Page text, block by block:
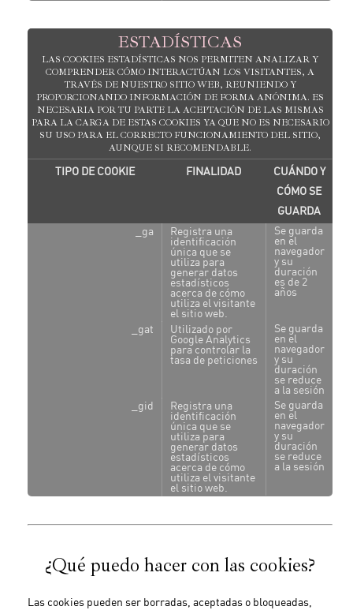
ESTADÍSTICAS
LAS COOKIES ESTADÍSTICAS NOS PERMITEN ANALIZAR Y
COMPRENDER CÓMO INTERACTÚAN LOS VISITANTES, A
TRAVÉS DE NUESTRO SITIO WEB, REUNIENDO Y
PROPORCIONANDO INFORMACIÓN DE FORMA ANÓNIMA. ES
NECESARIA POR TU PARTE LA ACEPTACIÓN DE LAS MISMAS
PARA LA CARGA DE ESTAS COOKIES YA QUE NO ES NECESARIO
SU USO PARA EL CORRECTO FUNCIONAMIENTO DEL SITIO,
AUNQUE SI RECOMENDABLE.
TIPO DE COOKIE FINALIDAD
CUÁNDO Y
CÓMO SE
GUARDA
_ga
Registra una
identificación
única que se
utiliza para
generar datos
estadísticos
acerca de cómo
utiliza el visitante
el sitio web.
Se guarda
en el
navegador
y su
duración
es de 2
años
_gat Utilizado por
Google Analytics
para controlar la
tasa de peticiones
Se guarda
en el
navegador
y su
duración
se reduce
a la sesión
_gid
Registra una
identificación
única que se
utiliza para
generar datos
estadísticos
acerca de cómo
utiliza el visitante
el sitio web.
Se guarda
en el
navegador
y su
duración
se reduce
a la sesión
¿Qué puedo hacer con las cookies?
Las cookies pueden ser borradas, aceptadas o bloqueadas,